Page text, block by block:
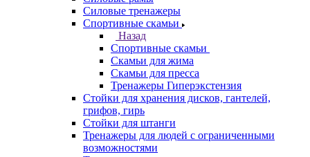
Силовые тренажеры
Спортивные скамьи
Назад
Спортивные скамьи
Скамьи для жима
Скамьи для пресса
Тренажеры Гиперэкстензия
Стойки для хранения дисков, гантелей,
грифов, гирь
Стойки для штанги
Тренажеры для людей с ограниченными
возможностями